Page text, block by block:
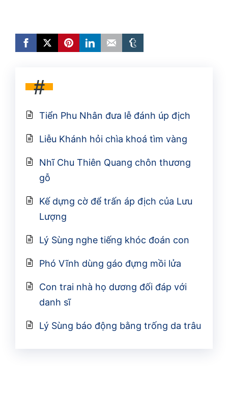
#
Tiển Phu Nhân đưa lễ đánh úp địch
Liễu Khánh hỏi chìa khoá tìm vàng
Nhĩ Chu Thiên Quang chôn thương
gỗ
Kế dựng cờ để trấn áp địch của Lưu
Lượng
Lý Sùng nghe tiếng khóc đoán con
Phó Vĩnh dùng gáo đựng mồi lửa
Con trai nhà họ dương đối đáp với
danh sĩ
Lý Sùng báo động bằng trống da trâu